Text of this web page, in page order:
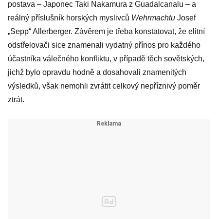
postava – Japonec Taki Nakamura z Guadalcanalu – a
reálný příslušník horských myslivců Wehrmachtu Josef
„Sepp“ Allerberger. Závěrem je třeba konstatovat, že elitní
odstřelovači sice znamenali vydatný přínos pro každého
účastníka válečného konfliktu, v případě těch sovětských,
jichž bylo opravdu hodně a dosahovali znamenitých
výsledků, však nemohli zvrátit celkový nepříznivý poměr
ztrát.